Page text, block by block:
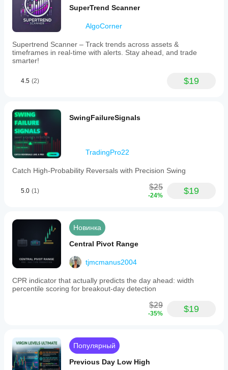
SuperTrend Scanner
AlgoCorner
Supertrend Scanner – Track trends across assets &
timeframes in real-time with alerts. Stay ahead, and trade
smarter!
4.5 (2) $19
SwingFailureSignals
TradingPro22
Catch High-Probability Reversals with Precision Swing
5.0 (1) $25
-24% $19
Новинка
Central Pivot Range
tjmcmanus2004
CPR indicator that actually predicts the day ahead: width
percentile scoring for breakout-day detection
$29
-35% $19
Популярный
Previous Day Low High